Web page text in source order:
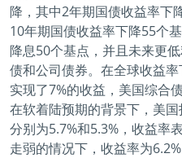
降，其中2年期国债收益率下
10年期国债收益率下降55个
降息50个基点，并且未来更
债和公司债券。在全球收益
实现了7%的收益，美国综合
在软着陆预期的背景下，美
分别为5.7%和5.3%，收益率
走弱的情况下，收益率为6.2%